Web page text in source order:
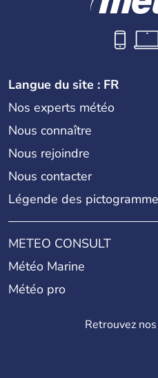
Langue du site : FR
Nos experts météo
Nous connaître
Nous rejoindre
Nous contacter
Légende des
METEO CONSULT
Météo Marine
Météo pro
Retrouvez